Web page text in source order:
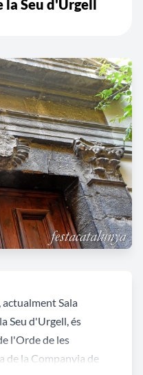
la Seu d'Urgell
, actualment Sala
Seu d'Urgell, és
l'Orde de les
de la Companyia de